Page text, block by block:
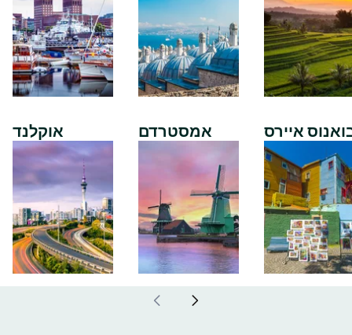
אוקלנד אמסטרדם איירס